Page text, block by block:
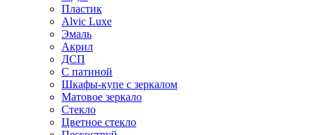
Пластик
Alvic Luxe
Эмаль
Акрил
ДСП
С патиной
Шкафы-купе с зеркалом
Матовое зеркало
Стекло
Цветное стекло